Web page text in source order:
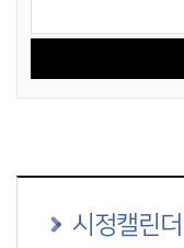
시정캘린더